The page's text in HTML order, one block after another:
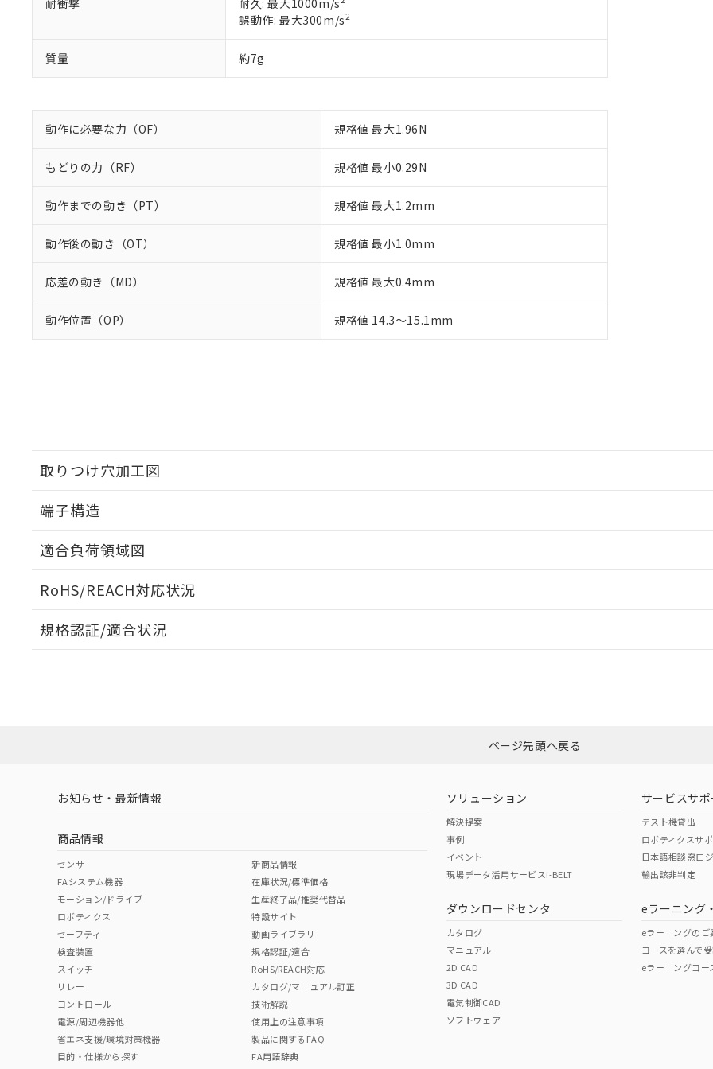
耐衝撃 耐久: 最大1000m/s
誤動作: 最大300m/s2
質量 約7g
動作に必要な力（OF） 規格値 最大1.96N
もどりの力（RF） 規格値 最小0.29N
動作までの動き（PT） 規格値 最大1.2mm
動作後の動き（OT） 規格値 最小1.0mm
応差の動き（MD） 規格値 最大0.4mm
動作位置（OP） 規格値 14.3～15.1mm
取りつけ穴加工図
端子構造
適合負荷領域図
RoHS/REACH対応状況
EU RoHS 注意事項・凡例
ダウンロードはこちら
中国 RoHS 注意事項・凡例
中国 RoHS表
Pb Hg Cr(VI)
"対応済み"や非含有の記載がされた商品であっても、流通在庫等で未対応品が混在する可能性があります。
非含有品が必要な際は、弊社営業部門もしくは販売店へお問い合わせください。
規格認証/適合状況
り割愛しております。
ページ先頭へ戻る
お知らせ・最新情報
商品情報
センサ
FAシステム機器
モーション/ドライブ
ロボティクス
セーフティ
検査装置
スイッチ
リレー
コントロール
電源/周辺機器他
省エネ支援/環境対策機器
目的・仕様から探す
新商品情報
在庫状況/標準価格
生産終了品/推奨代替品
特設サイト
動画ライブラリ
規格認証/適合
RoHS/REACH対応
カタログ/マニュアル訂正
技術解説
使用上の注意事項
製品に関するFAQ
FA用語辞典
ソリューション
解決提案
事例
イベント
現場データ活用サービスi-BELT
ダウンロードセンタ
カタログ
マニュアル
2D CAD
3D CAD
電気制御CAD
ソフトウェア
サービスサポ
テスト機貸出
ロボティクスサ
日本語相談窓口
輸出該非判定
eラーニング
eラーニングのご
コースを選んで
eラーニングコー